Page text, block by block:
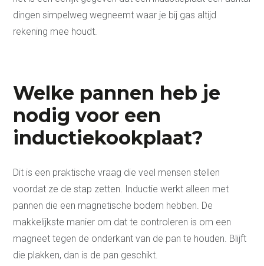
Afspraak maken
Blog
Projecten
Referenties
3D Keukenplanner
Badkamers
Doe de Toekomstklaar
Test
Veilige badkamer voor
senioren
Levensloopbestendige
keuken voor senioren
Over ons
Ontdek onze showroom
Vacatures
Contact
dingen simpelweg wegneemt waar je bij gas altijd
rekening mee houdt.
Welke pannen heb je
nodig voor een
inductiekookplaat?
Dit is een praktische vraag die veel mensen stellen
voordat ze de stap zetten. Inductie werkt alleen met
pannen die een magnetische bodem hebben. De
makkelijkste manier om dat te controleren is om een
magneet tegen de onderkant van de pan te houden. Blijft
die plakken, dan is de pan geschikt.